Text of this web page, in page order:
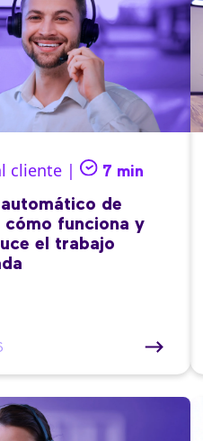
cliente | 7 min
automático de
cómo funciona y
el trabajo